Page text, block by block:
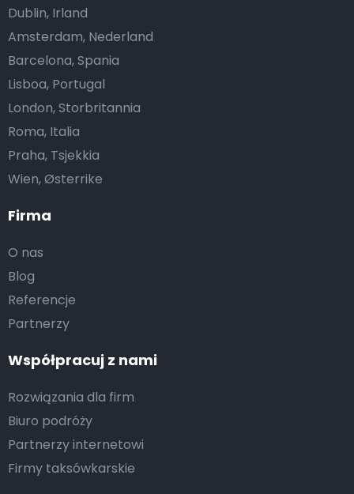
Firma
O nas
Blog
Referencje
Partnerzy
Współpracuj z nami
Rozwiązania dla firm
Biuro podróży
Partnerzy internetowi
Firmy taksówkarskie
Dublin, Irland
Amsterdam, Nederland
Barcelona, Spania
Lisboa, Portugal
London, Storbritannia
Roma, Italia
Praha, Tsjekkia
Wien, Østerrike